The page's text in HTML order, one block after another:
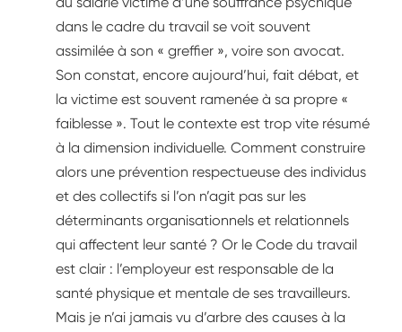
dans le cadre du travail se voit souvent
assimilée à son « greffier », voire son avocat.
Son constat, encore aujourd’hui, fait débat, et
la victime est souvent ramenée à sa propre «
faiblesse ». Tout le contexte est trop vite résumé
à la dimension individuelle. Comment construire
alors une prévention respectueuse des individus
et des collectifs si l’on n’agit pas sur les
déterminants organisationnels et relationnels
qui affectent leur santé ? Or le Code du travail
est clair : l’employeur est responsable de la
santé physique et mentale de ses travailleurs.
Mais je n’ai jamais vu d’arbre des causes à la